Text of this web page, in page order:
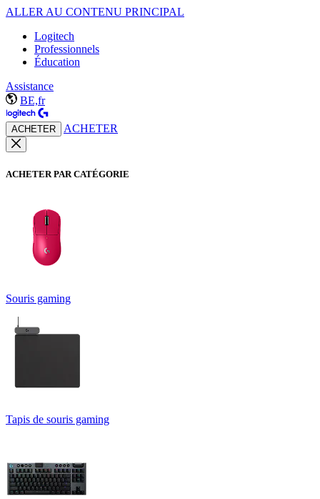
ALLER AU CONTENU PRINCIPAL
Logitech
Professionnels
Éducation
Assistance
BE,fr
ACHETER ACHETER
ACHETER PAR CATÉGORIE
Souris gaming
Tapis de souris gaming